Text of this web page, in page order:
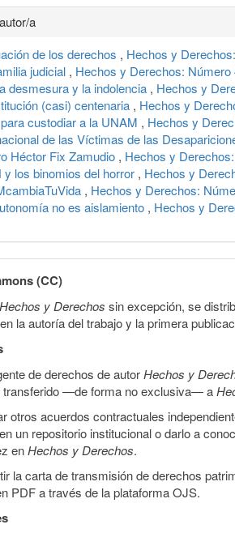
a
de los derechos , Hechos y
judicial , Hechos y Derechos:
desmesura y la indolencia , Hechos y
(casi) centenaria , Hechos y
custodiar a la UNAM , Hechos y
de las Víctimas de las
Héctor Fix Zamudio , Hechos y
y los binomios del horror , Hechos y
, Hechos y Derechos:
no es aislamiento , Hechos y
(CC)
Hechos y Derechos sin excepción, se
la autoría del trabajo y la primera
de derechos de autorHechos y
transferido —de forma no exclusiva— a
otros acuerdos contractuales
un repositorio institucional o darlo a
enHechos y Derechos.
la carta de transmisión de derechos
PDF a través de la plataforma OJS.